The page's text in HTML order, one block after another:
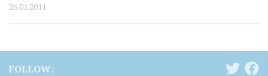
26.01.2011
FOLLOW: